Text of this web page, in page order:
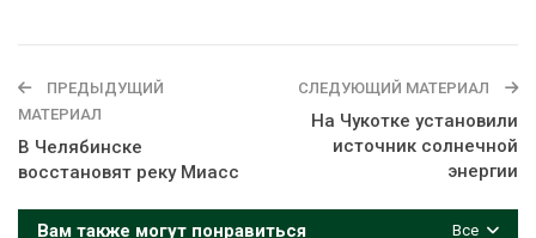
ПРЕДЫДУЩИЙ
МАТЕРИАЛ
В Челябинске
восстановят реку Миасс
СЛЕДУЮЩИЙ МАТЕРИАЛ
На Чукотке установили
источник солнечной
энергии
Все
Вам также могут понравиться